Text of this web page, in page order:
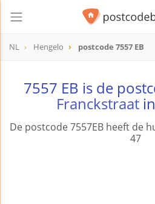
NL Hengelo postcode 7557 EB
7557 EB is de
Franckstraat
De postcode 7557EB heeft de
47